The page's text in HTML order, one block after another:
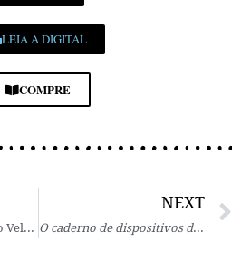
LEIA A DIGITAL
COMPRE
Entrevista com Caetano Veloso – Por Marjorie Perloff e Roland Greene
NEXT
O caderno de dispositivos de M. Lovet